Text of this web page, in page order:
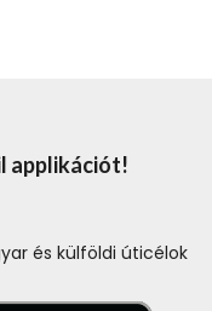
applikációt!
és külföldi úticélok